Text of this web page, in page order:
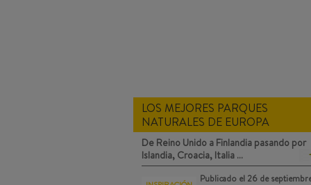
LOS MEJORES PARQUES
NATURALES DE EUROPA
De Reino Unido a Finlandia pasando por
Islandia, Croacia, Italia …
Publicado el 26 de